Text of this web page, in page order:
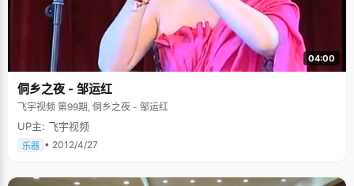
04:00
侗乡之夜 - 邹运红
飞宇视频 第99期, 侗乡之夜 - 邹运红
UP主: 飞宇视频
乐器 • 2012/4/27